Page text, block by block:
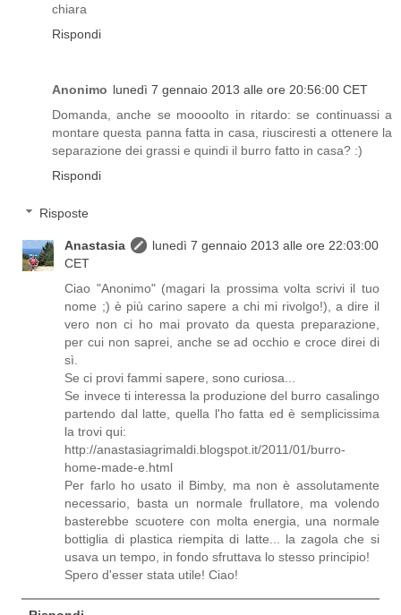
chiara
Rispondi
Anonimo lunedì 7 gennaio 2013 alle ore 20:56:00 CET
Domanda, anche se moooolto in ritardo: se continuassi a
montare questa panna fatta in casa, riusciresti a ottenere la
separazione dei grassi e quindi il burro fatto in casa? :)
Rispondi
Risposte
Anastasia
lunedì 7 gennaio 2013 alle ore 22:03:00
CET
Ciao "Anonimo" (magari la prossima volta scrivi il tuo
nome ;) è più carino sapere a chi mi rivolgo!), a dire il
vero non ci ho mai provato da questa preparazione,
per cui non saprei, anche se ad occhio e croce direi di
sì.
Se ci provi fammi sapere, sono curiosa...
Se invece ti interessa la produzione del burro casalingo
partendo dal latte, quella l'ho fatta ed è semplicissima
la trovi qui:
http://anastasiagrimaldi.blogspot.it/2011/01/burro-
home-made-e.html
Per farlo ho usato il Bimby, ma non è assolutamente
necessario, basta un normale frullatore, ma volendo
basterebbe scuotere con molta energia, una normale
bottiglia di plastica riempita di latte... la zagola che si
usava un tempo, in fondo sfruttava lo stesso principio!
Spero d'esser stata utile! Ciao!